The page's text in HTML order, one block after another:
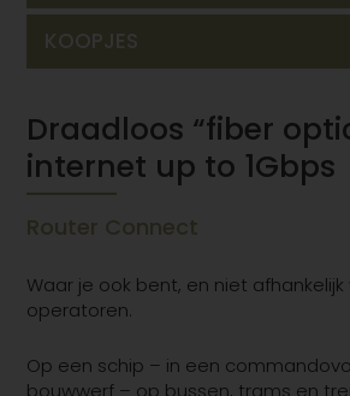
KOOPJES
Draadloos “fiber
internet up to 1Gbps
Router Connect
Waar je ook bent, en niet
operatoren.
Op een schip – in een
bouwwerf – op bussen, trams en